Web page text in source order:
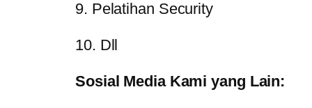
9. Pelatihan Security
10. Dll
Sosial Media Kami yang Lain: